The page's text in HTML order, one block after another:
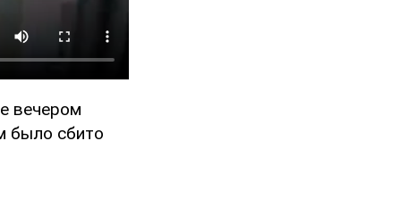
вечером
было сбито